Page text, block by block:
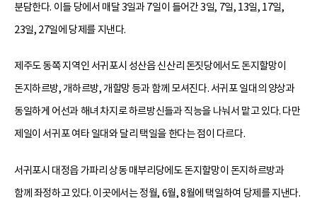
분담한다. 이들 당에서 매달 3일과 7일이 들어간 3일, 7일, 13일, 17일,
23일, 27일에 당제를 지낸다.
제주도 동쪽 지역인 서귀포시 성산읍 신산리 돈짓당에서도 돈지할망이
돈지하르방, 개하르방, 개할망 등과 함께 모셔진다. 서귀포 일대의 양상과
동일하게 어선과 해녀 차지로 하르방신들과 직능을 나눠서 맡고 있다. 다만
제일이 서귀포 여타 일대와 달리 택일을 한다는 점이 다르다.
서귀포시 대정읍 가파리 상동 매부리당에도 돈지할망이 돈지하르방과
함께 좌정하고 있다. 이곳에서는 정월, 6월, 8월에 택일하여 당제를 지낸다.